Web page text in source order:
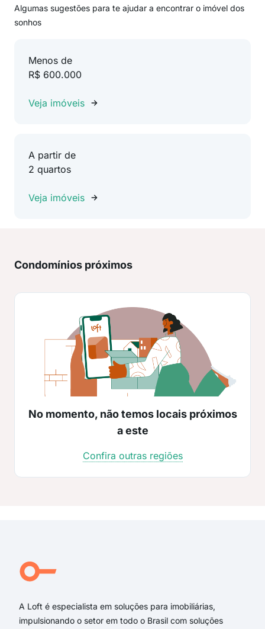
Algumas sugestões para te ajudar a encontrar o imóvel dos
sonhos
Menos de
R$ 600.000
Veja imóveis
A partir de
2 quartos
Veja imóveis
Condomínios próximos
No momento, não temos locais próximos
a este
Confira outras regiões
A Loft é especialista em soluções para imobiliárias,
impulsionando o setor em todo o Brasil com soluções